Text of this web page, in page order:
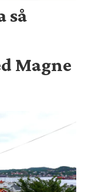
så
Magne